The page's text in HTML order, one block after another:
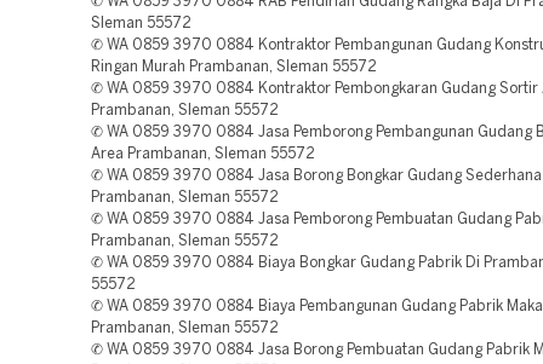
Sleman 55572
✆ WA 0859 3970 0884 Kontraktor Pembangunan Gudang
Ringan Murah Prambanan, Sleman 55572
✆ WA 0859 3970 0884 Kontraktor Pembongkaran Gudang Sortir
Prambanan, Sleman 55572
✆ WA 0859 3970 0884 Jasa Pemborong Pembangunan Gudang
Area Prambanan, Sleman 55572
✆ WA 0859 3970 0884 Jasa Borong Bongkar Gudang Sederhana
Prambanan, Sleman 55572
✆ WA 0859 3970 0884 Jasa Pemborong Pembuatan Gudang
Prambanan, Sleman 55572
✆ WA 0859 3970 0884 Biaya Bongkar Gudang Pabrik Di
55572
✆ WA 0859 3970 0884 Biaya Pembangunan Gudang Pabrik
Prambanan, Sleman 55572
✆ WA 0859 3970 0884 Jasa Borong Pembuatan Gudang Pabrik